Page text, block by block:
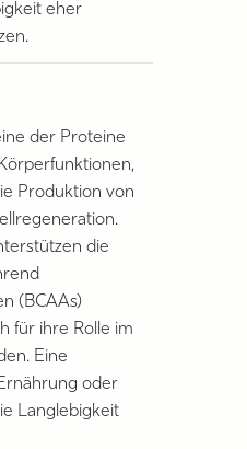
eher
der Proteine
Produktion von
die
(BCAAs)
für ihre Rolle im
Eine
oder
Langlebigkeit